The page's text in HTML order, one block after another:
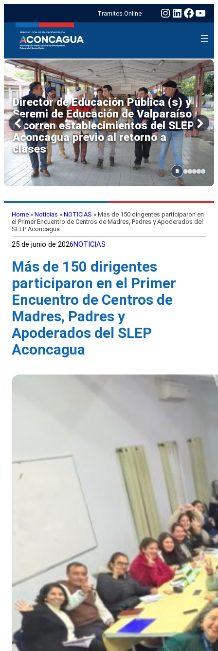
Tramites Online Instagram
LinkedIn
Seremi de Educación y SLEP
Aconcagua encabezan trabajo
interinstitucional de emergencia en
Escuela Viña Errázuriz
de Panquehue
Home » Noticias » NOTICIAS » Más de 150 dirigentes participaron en
el Primer Encuentro de Centros de Madres, Padres y Apoderados del
SLEP Aconcagua
25 de junio de 2026NOTICIAS
Más de 150 dirigentes
participaron en el Primer
Encuentro de Centros de
Madres, Padres y
Apoderados del SLEP
Aconcagua